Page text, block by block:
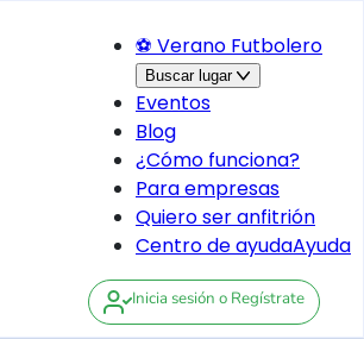
⚽ Verano Futbolero
Buscar lugar
Eventos
Blog
¿Cómo funciona?
Para empresas
Quiero ser anfitrión
Centro de ayudaAyuda
Inicia sesión o Regístrate